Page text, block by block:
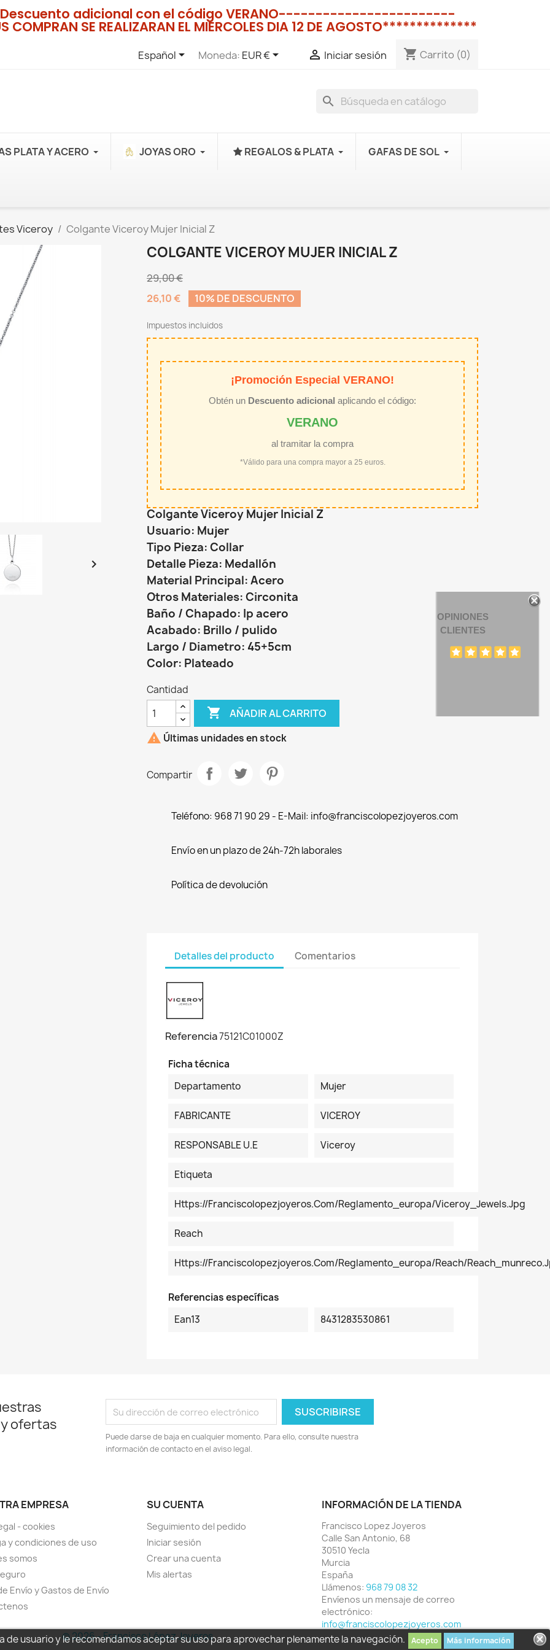
adicional con el código VERANO------------------------
SE REALIZARAN EL MIERCOLES DIA 12 DE AGOSTO**************
Español Moneda: EUR €  Iniciar sesión shopping_cart Carrito (0)
search
usuario y le recomendamos aceptar su uso para aprovechar plenamente la navegación. Acepto Más información
PLATA Y ACERO JOYAS ORO REGALOS & PLATA GAFAS DE SOL
Viceroy Colgante Viceroy Mujer Inicial Z

COLGANTE VICEROY MUJER INICIAL Z
29,00 €
26,10 €
10% DE DESCUENTO
Impuestos incluidos
¡Promoción Especial VERANO!
Obtén un Descuento adicional aplicando el código:
VERANO
al tramitar la compra
*Válido para una compra mayor a 25 euros.
Colgante Viceroy Mujer Inicial Z
Usuario: Mujer
Tipo Pieza: Collar
Detalle Pieza: Medallón
Material Principal: Acero
Otros Materiales: Circonita
Baño / Chapado: Ip acero
Acabado: Brillo / pulido
Largo / Diametro: 45+5cm
Color: Plateado
Cantidad
 AÑADIR AL CARRITO
 Últimas unidades en stock
Compartir
Teléfono: 968 71 90 29 - E-Mail: info@franciscolopezjoyeros.com
Envío en un plazo de 24h-72h laborales
Política de devolución
Detalles del producto Comentarios
Referencia75121C01000Z
Ficha técnica
Departamento
Mujer
FABRICANTE VICEROY
RESPONSABLE U.E Viceroy
Etiqueta
Https://franciscolopezjoyeros.com/reglamento_europa/Viceroy_Jewels.jpg
Reach
Https://franciscolopezjoyeros.com/reglamento_europa/reach/
Referencias específicas
Ean13
8431283530861
ofertas
Puede darse de baja en cualquier momento. Para ello, consulte nuestra
información de contacto en el aviso legal.
EMPRESA
- cookies
y condiciones de uso
somos
Envío y Gastos de Envío
SU CUENTA
Seguimiento del pedido
Iniciar sesión
Crear una cuenta
Mis alertas
INFORMACIÓN DE LA TIENDA
Francisco Lopez Joyeros
Calle San Antonio, 68
30510 Yecla
Murcia
España
Llámenos: 968 79 08 32
Envíenos un mensaje de correo
electrónico:
info@franciscolopezjoyeros.com
OPINIONES
CLIENTES
© 2026 - Francisco López Joyeros